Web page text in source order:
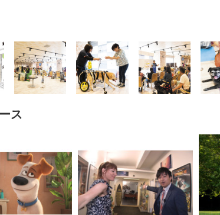
スト コンパク
キング pc 事務
座面昇降 強化
ース 通気性メ
ク H-
+黒足)
ア 人間工学 疲れない ブラッ
ク
￥27,999
Sezlife オフィスチェ
チェア 疲れない テ
チェア 強化バックレ
度ロッキング機能 人
子 腰サポート 90度
式アームレスト 3D
ト ハンガー付き 高
ョン PCチェア 通気性
ュ ゲーミング/勉強/
￥7,680
C・ホワイ
UHD・USB Type-C・ホワイ
ト
￥109,572
ニター DualSense 充電
ク付き（CFI-ZDM1J）
￥49,979
イト 300枚
枚) ホワイト(吸収面:ライトブ
ルー)
￥3,234
ネオ・ルーライフ ネ
ツ L 中型犬用 26枚
￥1,800
ス